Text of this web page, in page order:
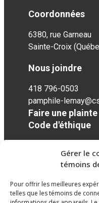
Gérer le
témoins
Pour offrir les meilleures
telles que les témoins de
Coordonnées
6380, rue Garneau
Sainte-Croix
Nous joindre
418 796-0503
pamphile-
Faire une plainte
Code d'éthique
Réseaux sociaux
facebook
twitter